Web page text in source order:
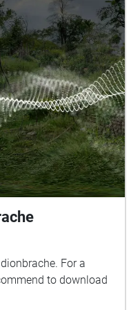
For a
to download